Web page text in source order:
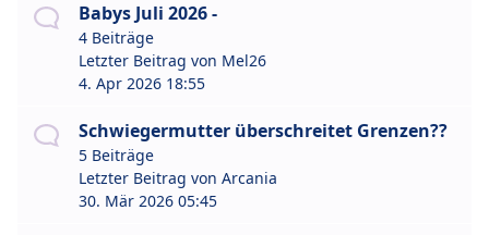
Babys Juli 2026 -
4 Beiträge
Letzter Beitrag von Mel26
4. Apr 2026 18:55
Schwiegermutter überschreitet Grenzen??
5 Beiträge
Letzter Beitrag von Arcania
30. Mär 2026 05:45